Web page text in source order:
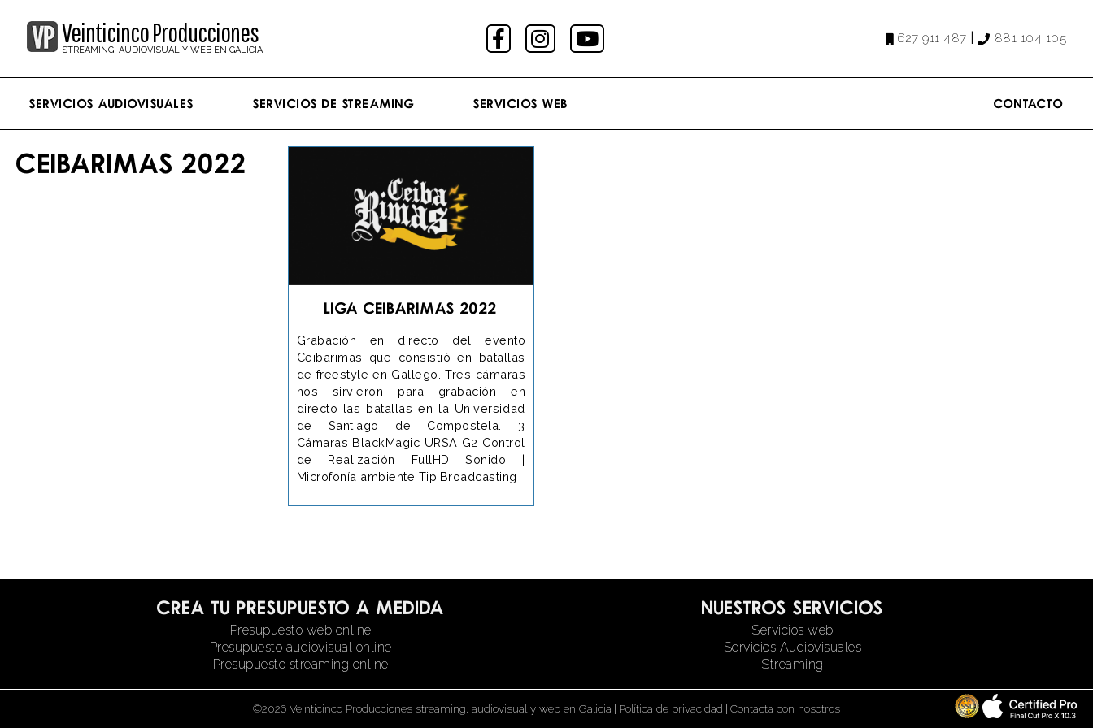
Veinticinco Producciones
STREAMING, AUDIOVISUAL Y WEB EN GALICIA
627 911 487 881 104 105
Servicios Audiovisuales Servicios de streaming Servicios Web Contacto
CEIBARIMAS 2022
Liga CeibaRimas 2022
Grabación en directo del evento
Ceibarimas que consistió en batallas
de freestyle en Gallego. Tres cámaras
nos sirvieron para grabación en
directo las batallas en la Universidad
de Santiago de Compostela. 3
Cámaras BlackMagic URSA G2 Control
de Realización FullHD Sonido |
Microfonía ambiente TipiBroadcasting
Crea tu presupuesto a medida
Presupuesto web online
Presupuesto audiovisual online
Presupuesto streaming online
Nuestros servicios
Servicios web
Servicios Audiovisuales
Streaming
©2026 Veinticinco Producciones streaming, audiovisual y web en Galicia | Política de privacidad | Contacta con nosotros